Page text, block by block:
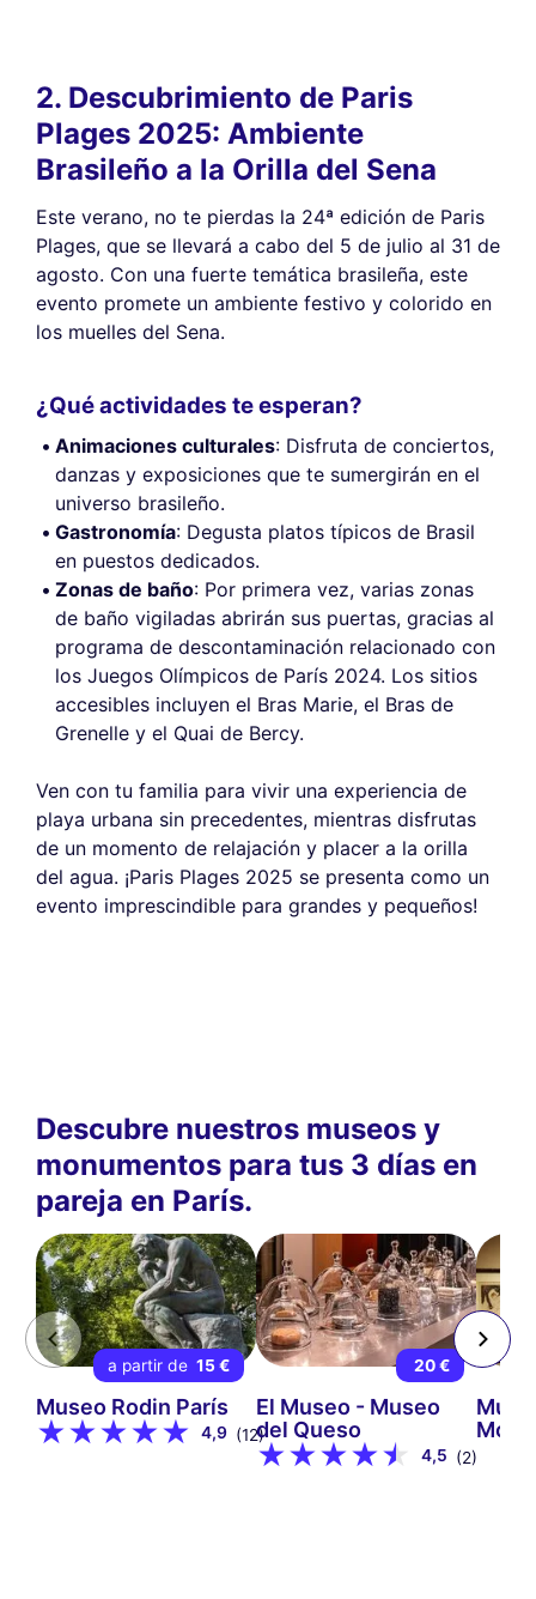
2. Descubrimiento de Paris
Plages 2025: Ambiente
Brasileño a la Orilla del Sena
Este verano, no te pierdas la 24ª edición de Paris
Plages, que se llevará a cabo del 5 de julio al 31 de
agosto. Con una fuerte temática brasileña, este
evento promete un ambiente festivo y colorido en
los muelles del Sena.
¿Qué actividades te esperan?
Animaciones culturales: Disfruta de conciertos,
danzas y exposiciones que te sumergirán en el
universo brasileño.
Gastronomía: Degusta platos típicos de Brasil
en puestos dedicados.
Zonas de baño: Por primera vez, varias zonas
de baño vigiladas abrirán sus puertas, gracias al
programa de descontaminación relacionado con
los Juegos Olímpicos de París 2024. Los sitios
accesibles incluyen el Bras Marie, el Bras de
Grenelle y el Quai de Bercy.
Ven con tu familia para vivir una experiencia de
playa urbana sin precedentes, mientras disfrutas
de un momento de relajación y placer a la orilla
del agua. ¡Paris Plages 2025 se presenta como un
evento imprescindible para grandes y pequeños!
Descubre nuestros museos y
monumentos para tus 3 días en
pareja en París.
a partir de 15 €
Museo Rodin París
4,9 (12)
20 €
El Museo - Museo
del Queso
4,5 (2)